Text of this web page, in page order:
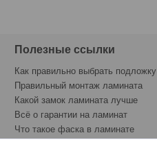
Полезные ссылки
Как правильно выбрать подложку
Правильный монтаж ламината
Какой замок ламината лучше
Всё о гарантии на ламинат
Что такое фаска в ламинате